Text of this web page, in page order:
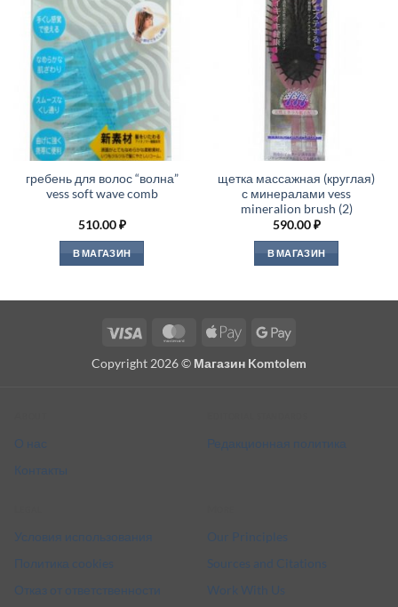
гребень для волос “волна”
vess soft wave comb
510.00₽
В МАГАЗИН
щетка массажная (круглая)
с минералами vess
mineralion brush (2)
590.00₽
В МАГАЗИН
Visa MasterCardApple
Google
Copyright 2026 © Магазин Komtolem
О нас
Контакты
Редакционная политика
Условия использования
Политика cookies
Отказ от ответственности
Our Principles
Sources and Citations
Work With Us